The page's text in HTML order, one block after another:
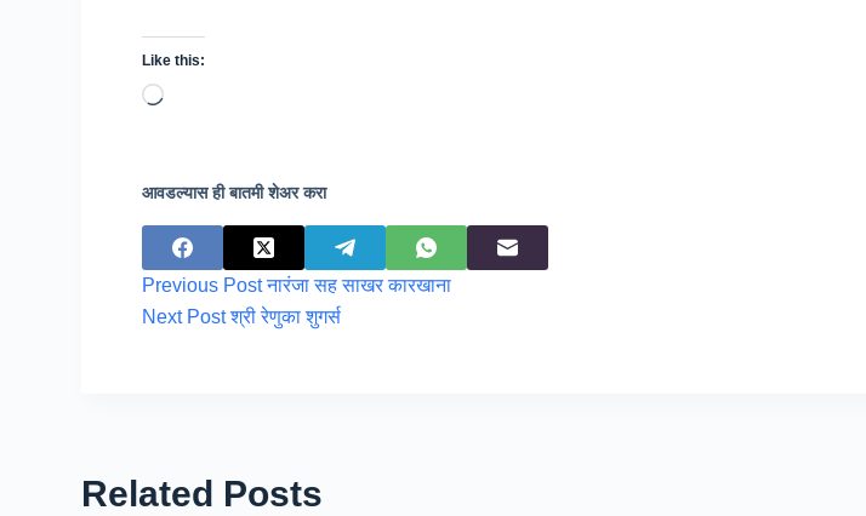
Like this:
Loading…
आवडल्यास ही बातमी शेअर करा
Previous Post नारंजा सह साखर कारखाना
Next Post श्री रेणुका शुगर्स
Related Posts